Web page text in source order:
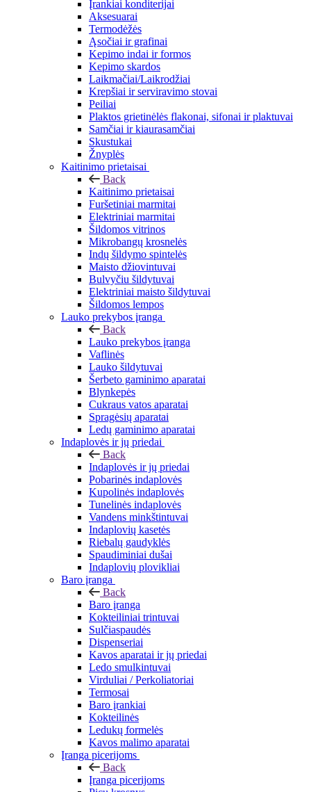
Įrankiai konditerijai
Aksesuarai
Termodėžės
Ąsočiai ir grafinai
Kepimo indai ir formos
Kepimo skardos
Laikmačiai/Laikrodžiai
Krepšiai ir serviravimo stovai
Peiliai
Plaktos grietinėlės flakonai, sifonai ir plaktuvai
Samčiai ir kiaurasamčiai
Skustukai
Žnyplės
Kaitinimo prietaisai
Back
Kaitinimo prietaisai
Furšetiniai marmitai
Elektriniai marmitai
Šildomos vitrinos
Mikrobangų krosnelės
Indų šildymo spintelės
Maisto džiovintuvai
Bulvyčiu šildytuvai
Elektriniai maisto šildytuvai
Šildomos lempos
Lauko prekybos įranga
Back
Lauko prekybos įranga
Vaflinės
Lauko šildytuvai
Šerbeto gaminimo aparatai
Blynkepės
Cukraus vatos aparatai
Spragėsių aparatai
Ledų gaminimo aparatai
Indaplovės ir jų priedai
Back
Indaplovės ir jų priedai
Pobarinės indaplovės
Kupolinės indaplovės
Tunelinės indaplovės
Vandens minkštintuvai
Indaplovių kasetės
Riebalų gaudyklės
Spaudiminiai dušai
Indaplovių plovikliai
Baro įranga
Back
Baro įranga
Kokteiliniai trintuvai
Sulčiaspaudės
Dispenseriai
Kavos aparatai ir jų priedai
Ledo smulkintuvai
Virduliai / Perkoliatoriai
Termosai
Baro įrankiai
Kokteilinės
Ledukų formelės
Kavos malimo aparatai
Įranga picerijoms
Back
Įranga picerijoms